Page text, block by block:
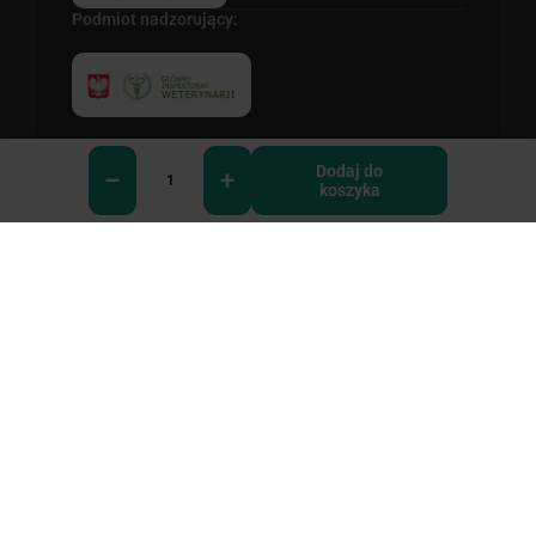
Dodaj do
koszyka
Podmiot nadzorujący:
Wojewódzki Inspektorat Weterynarii w Bydgoszczy
ul. Powstańców Wielkopolskich 10, 85-090 Bydgoszcz,
tel: 523392100 https://www.wiw.bydgoszcz.pl/